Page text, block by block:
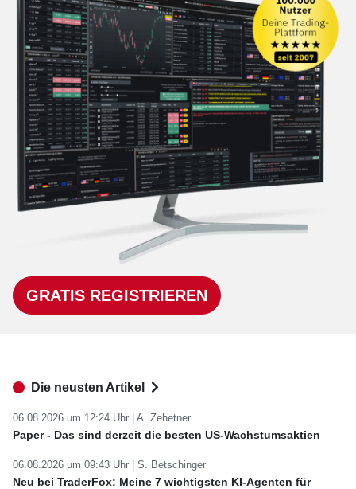
GRATIS REGISTRIEREN
Die neusten Artikel
06.08.2026 um 12:24 Uhr | A. Zehetner
Paper - Das sind derzeit die besten US-Wachstumsaktien
06.08.2026 um 09:43 Uhr | S. Betschinger
Neu bei TraderFox: Meine 7 wichtigsten KI-Agenten für